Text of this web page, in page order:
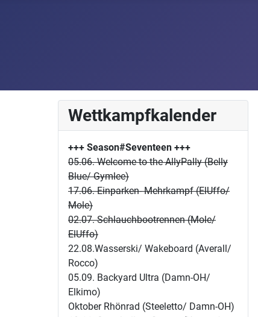
Wettkampfkalender
+++ Season#Seventeen +++
05.06. Welcome to the AllyPally (Belly
Blue/ Gymlee)
17.06. Einparken- Mehrkampf (ElUffo/
Mole)
02.07. Schlauchbootrennen (Mole/
ElUffo)
22.08.Wasserski/ Wakeboard (Averall/
Rocco)
05.09. Backyard Ultra (Damn-OH/
Elkimo)
Oktober Rhönrad (Steeletto/ Damn-OH)